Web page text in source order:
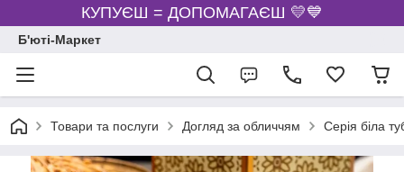
КУПУЄШ = ДОПОМАГАЄШ 💛💙
Б'юті-Маркет
Товари та послуги Догляд за обличчям Серія біла